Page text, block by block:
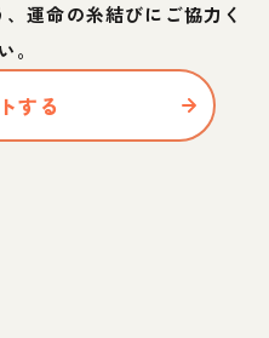
運命の糸結びにご協力く
。
する